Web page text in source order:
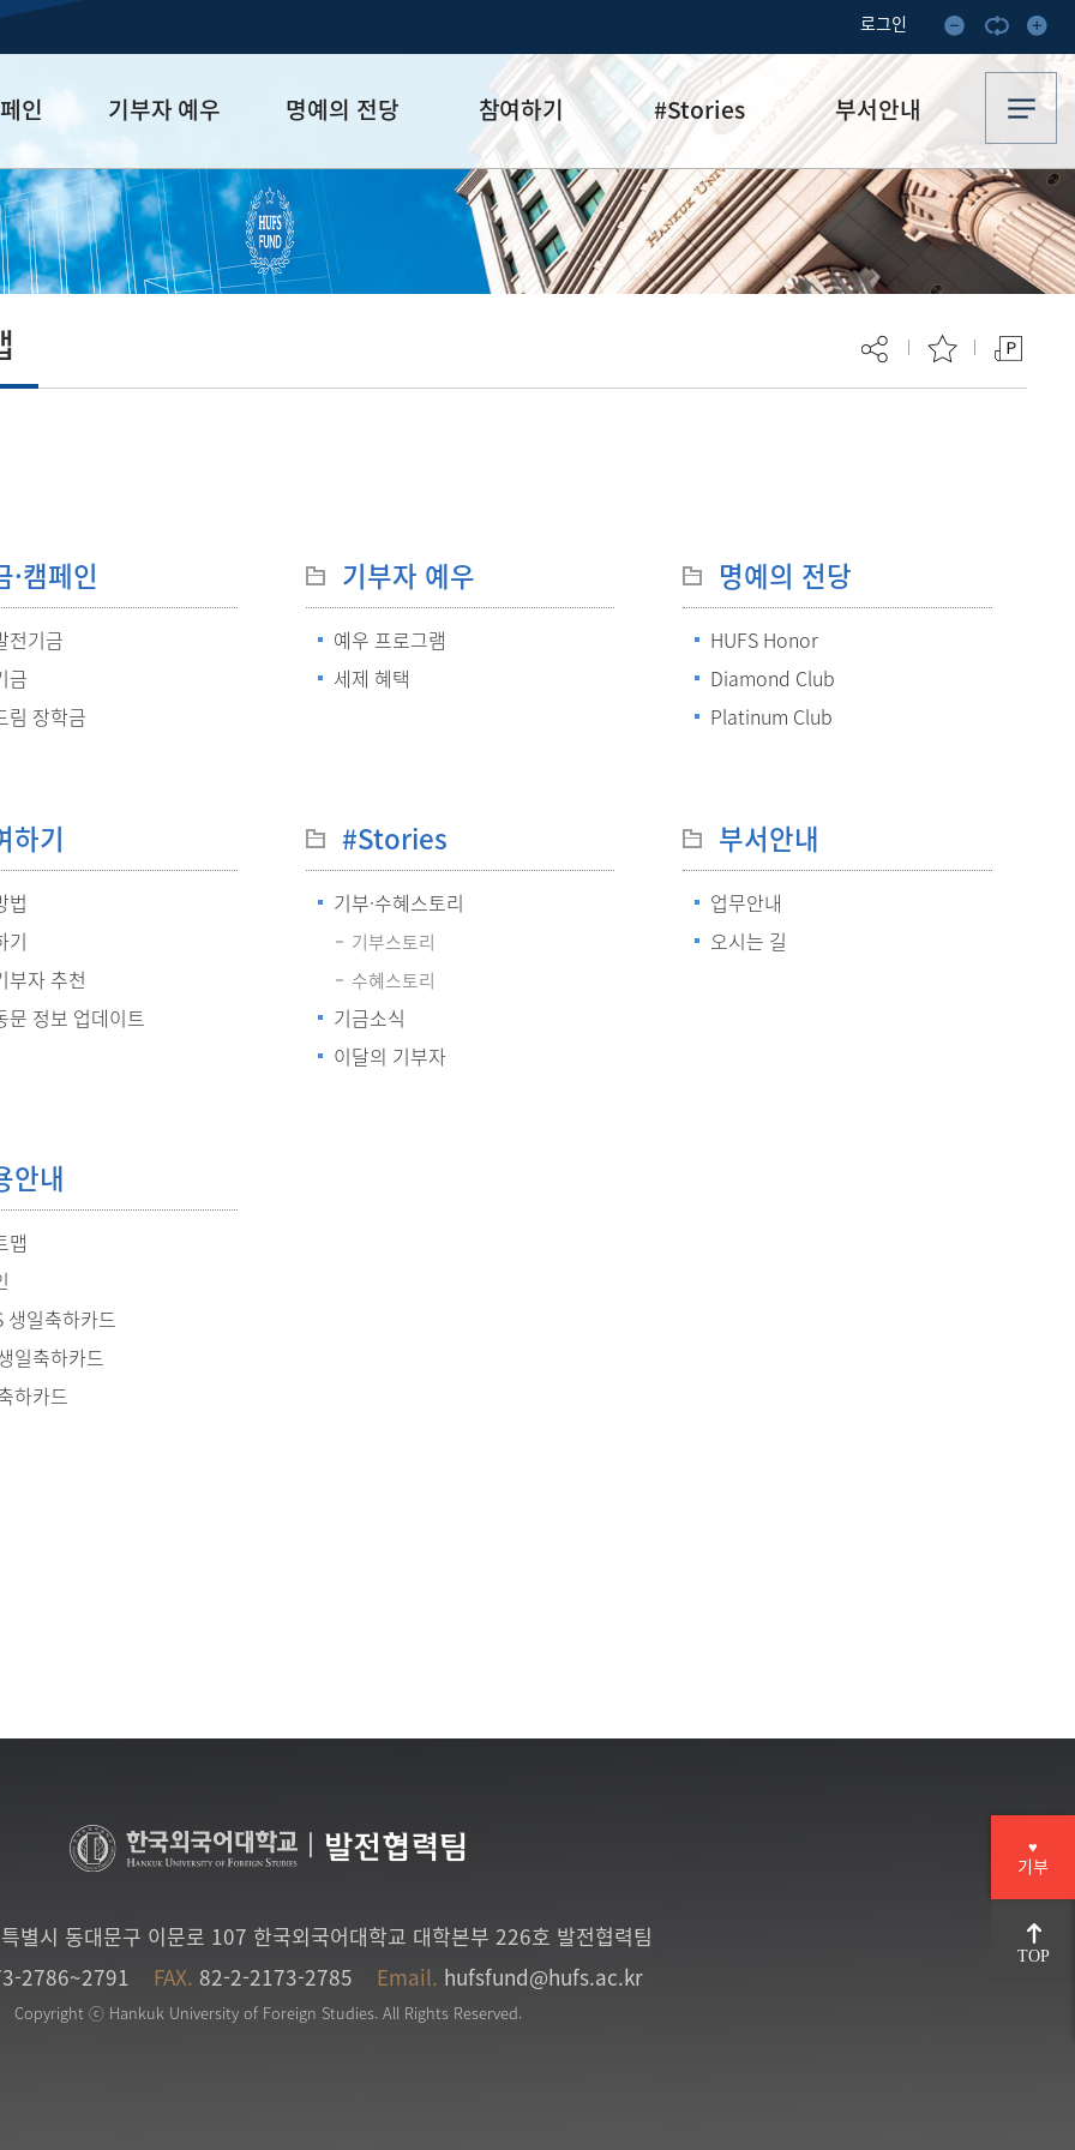
로그인
인
금
기부자 예우
예우 프로그램
세제 혜택
명예의 전당
HUFS Honor
Diamond Club
Platinum Club
참여하기
참여방법
기부하기
잠재기부자 추천
#Stories
기부·수혜스토리
기금소식
이달의 기부자
부서안내
업무안내
오시는 길
·캠페인
전기금
금
림 장학금
기부자 예우
예우 프로그램
세제 혜택
명예의 전당
HUFS Honor
Diamond Club
Platinum Club
하기
법
기
부자 추천
문 정보 업데이트
#Stories
기부·수혜스토리
기부스토리
수혜스토리
기금소식
이달의 기부자
부서안내
업무안내
오시는 길
안내
맵
생일축하카드
일축하카드
하카드
| 발전협력팀
별시 동대문구 이문로 107 한국외국어대학교 대학본부 226호 발전협력팀
2786~2791 FAX. 82-2-2173-2785 Email. hufsfund@hufs.ac.kr
Copyright ⓒ Hankuk University of Foreign Studies. All Rights Reserved.
♥
기부
TOP